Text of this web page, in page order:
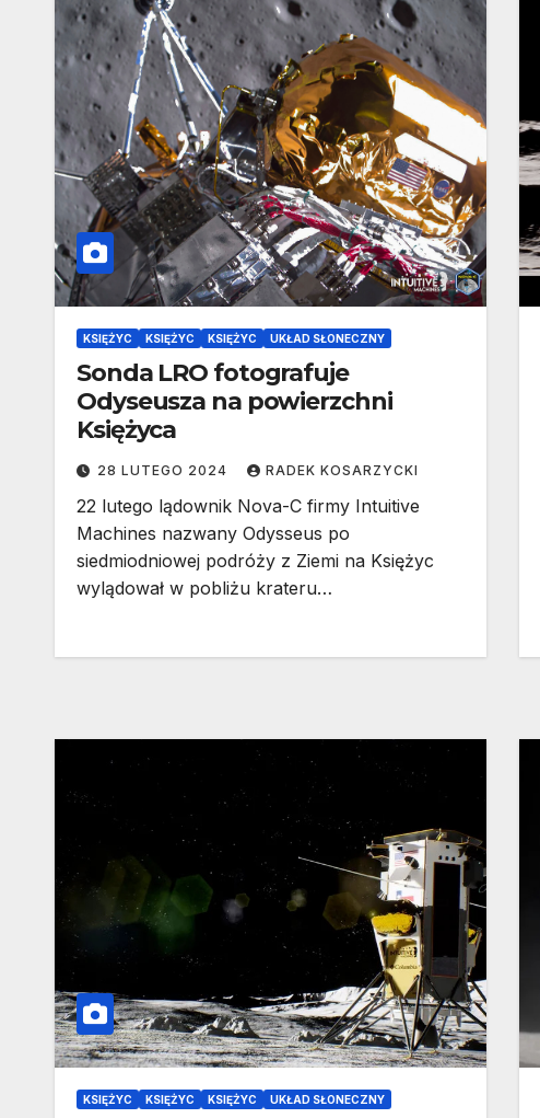
KSIĘŻYC KSIĘŻYC KSIĘŻYC UKŁAD SŁONECZNY
Sonda LRO fotografuje
Odyseusza na powierzchni
Księżyca
28 LUTEGO 2024 RADEK KOSARZYCKI
22 lutego lądownik Nova-C firmy Intuitive
Machines nazwany Odysseus po
siedmiodniowej podróży z Ziemi na Księżyc
wylądował w pobliżu krateru…
KSIĘŻYC KSIĘŻYC KSIĘŻYC UKŁAD SŁONECZNY